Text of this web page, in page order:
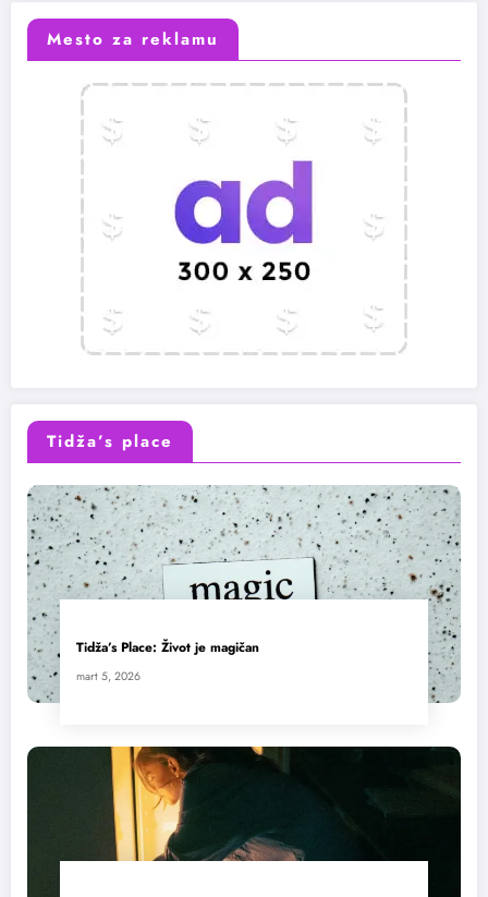
Mesto za reklamu
Tidža’s place
Tidža’s Place: Život je magičan
mart 5, 2026